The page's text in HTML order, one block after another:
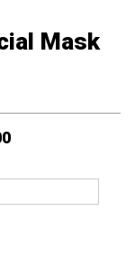
Mask